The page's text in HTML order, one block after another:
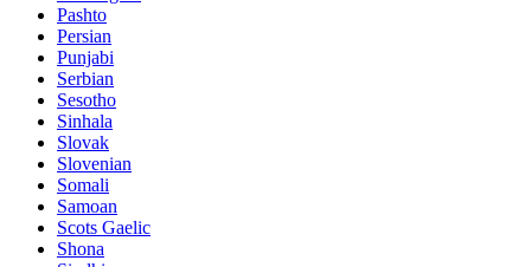
Pashto
Persian
Punjabi
Serbian
Sesotho
Sinhala
Slovak
Slovenian
Somali
Samoan
Scots Gaelic
Shona